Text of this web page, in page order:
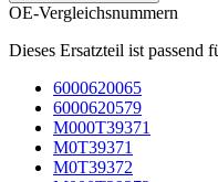
OE-Vergleichsnummern
Dieses Ersatzteil ist passend
6000620065
6000620579
M000T39371
M0T39371
M0T39372